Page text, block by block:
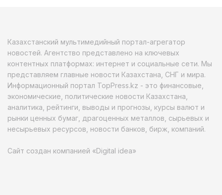
Казахстанский мультимедийный портал-агрегатор
новостей. Агентство представлено на ключевых
контентных платформах: интернет и социальные сети. Мы
представляем главные новости Казахстана, СНГ и мира.
Информационный портал TopPress.kz - это финансовые,
экономические, политические новости Казахстана,
аналитика, рейтинги, выводы и прогнозы, курсы валют и
рынки ценных бумаг, драгоценных металлов, сырьевых и
несырьевых ресурсов, новости банков, бирж, компаний.
Сайт создан компанией «Digital idea»